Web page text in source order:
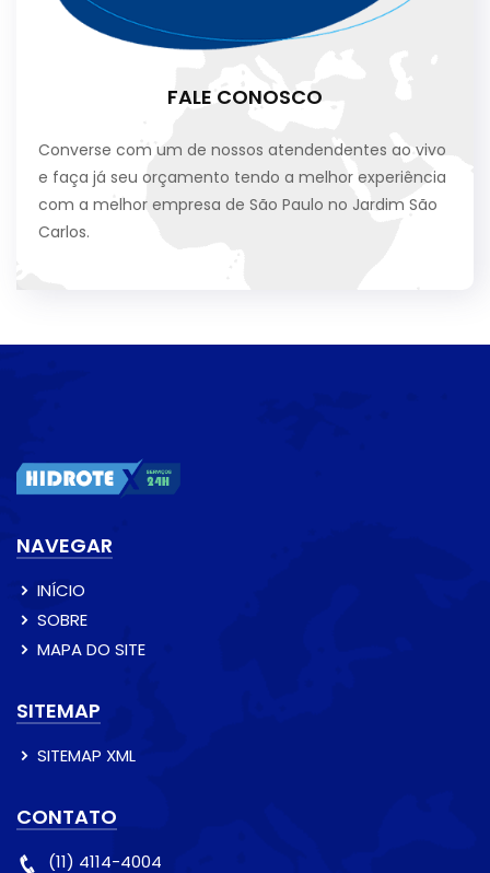
FALE CONOSCO
Converse com um de nossos atendendentes ao vivo
e faça já seu orçamento tendo a melhor experiência
com a melhor empresa de São Paulo no Jardim São
Carlos.
NAVEGAR
INÍCIO
SOBRE
MAPA DO SITE
SITEMAP
SITEMAP XML
CONTATO
(11) 4114-4004